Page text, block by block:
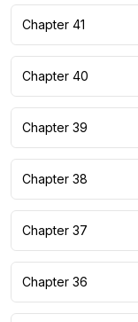
Chapter 41
Chapter 40
Chapter 39
Chapter 38
Chapter 37
Chapter 36